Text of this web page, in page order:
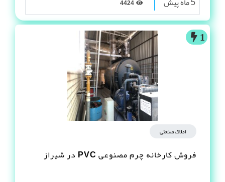
1
املاک صنعتی
فروش کارخانه چرم مصنوعى PVC در شیراز